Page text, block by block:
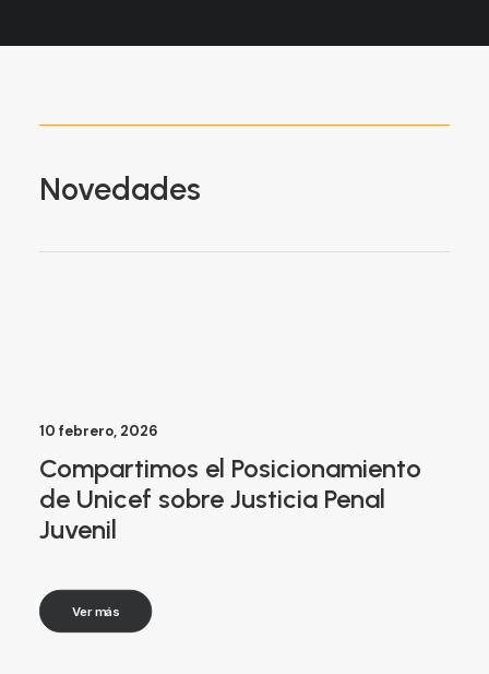
Novedades
10 febrero, 2026
Compartimos el Posicionamiento
de Unicef sobre Justicia Penal
Juvenil
Ver más